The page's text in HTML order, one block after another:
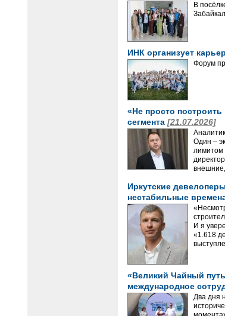
В
ИНК организует
Форум
«Не просто
сегмента [21.07.2026]
Один –
лимитом
Иркутские
нестабильные
И я
«1.618
«Великий Чайный
международное
Два дня